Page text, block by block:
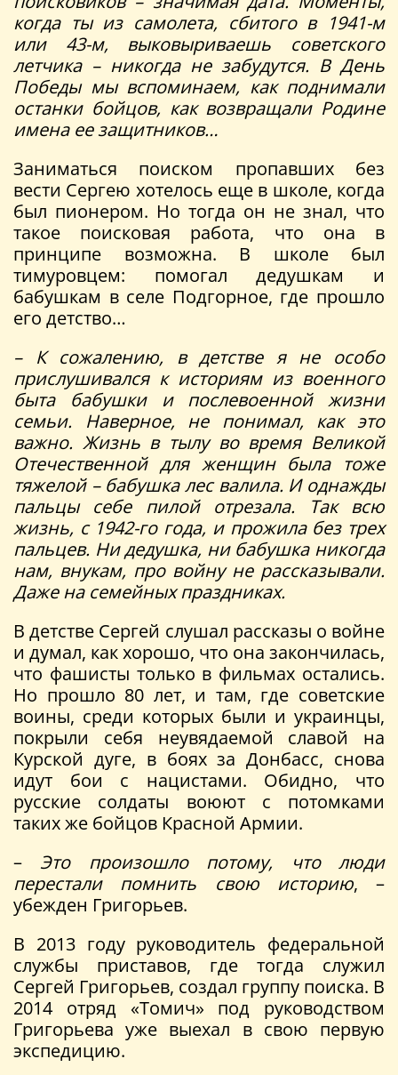
когда ты из самолета, сбитого в 1941-м
или 43-м, выковыриваешь советского
летчика – никогда не забудутся. В День
Победы мы вспоминаем, как поднимали
останки бойцов, как возвращали Родине
имена ее защитников…
Заниматься поиском пропавших без
вести Сергею хотелось еще в школе, когда
был пионером. Но тогда он не знал, что
такое поисковая работа, что она в
принципе возможна. В школе был
тимуровцем: помогал дедушкам и
бабушкам в селе Подгорное, где прошло
его детство…
– К сожалению, в детстве я не особо
прислушивался к историям из военного
быта бабушки и послевоенной жизни
семьи. Наверное, не понимал, как это
важно. Жизнь в тылу во время Великой
Отечественной для женщин была тоже
тяжелой – бабушка лес валила. И однажды
пальцы себе пилой отрезала. Так всю
жизнь, с 1942-го года, и прожила без трех
пальцев. Ни дедушка, ни бабушка никогда
нам, внукам, про войну не рассказывали.
Даже на семейных праздниках.
В детстве Сергей слушал рассказы о войне
и думал, как хорошо, что она закончилась,
что фашисты только в фильмах остались.
Но прошло 80 лет, и там, где советские
воины, среди которых были и украинцы,
покрыли себя неувядаемой славой на
Курской дуге, в боях за Донбасс, снова
идут бои с нацистами. Обидно, что
русские солдаты воюют с потомками
таких же бойцов Красной Армии.
– Это произошло потому, что люди
перестали помнить свою историю, –
убежден Григорьев.
В 2013 году руководитель федеральной
службы приставов, где тогда служил
Сергей Григорьев, создал группу поиска. В
2014 отряд «Томич» под руководством
Григорьева уже выехал в свою первую
экспедицию.